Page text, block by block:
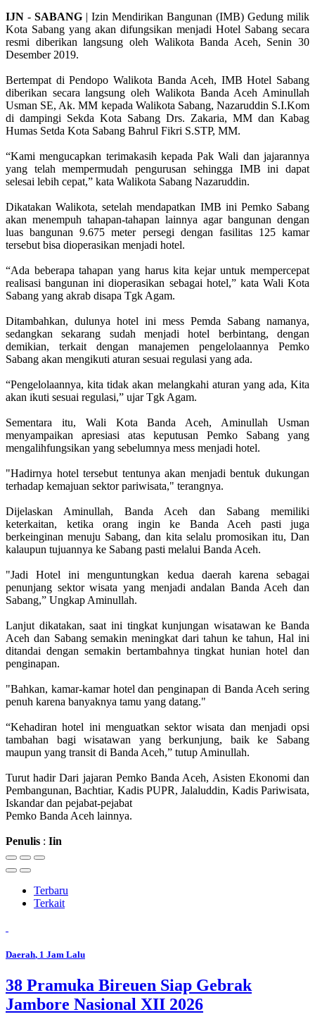
IJN - SABANG | Izin Mendirikan Bangunan (IMB) Gedung milik
Kota Sabang yang akan difungsikan menjadi Hotel Sabang secara
resmi diberikan langsung oleh Walikota Banda Aceh, Senin 30
Desember 2019.
Bertempat di Pendopo Walikota Banda Aceh, IMB Hotel Sabang
diberikan secara langsung oleh Walikota Banda Aceh Aminullah
Usman SE, Ak. MM kepada Walikota Sabang, Nazaruddin S.I.Kom
di dampingi Sekda Kota Sabang Drs. Zakaria, MM dan Kabag
Humas Setda Kota Sabang Bahrul Fikri S.STP, MM.
“Kami mengucapkan terimakasih kepada Pak Wali dan jajarannya
yang telah mempermudah pengurusan sehingga IMB ini dapat
selesai lebih cepat,” kata Walikota Sabang Nazaruddin.
Dikatakan Walikota, setelah mendapatkan IMB ini Pemko Sabang
akan menempuh tahapan-tahapan lainnya agar bangunan dengan
luas bangunan 9.675 meter persegi dengan fasilitas 125 kamar
tersebut bisa dioperasikan menjadi hotel.
“Ada beberapa tahapan yang harus kita kejar untuk mempercepat
realisasi bangunan ini dioperasikan sebagai hotel,” kata Wali Kota
Sabang yang akrab disapa Tgk Agam.
Ditambahkan, dulunya hotel ini mess Pemda Sabang namanya,
sedangkan sekarang sudah menjadi hotel berbintang, dengan
demikian, terkait dengan manajemen pengelolaannya Pemko
Sabang akan mengikuti aturan sesuai regulasi yang ada.
“Pengelolaannya, kita tidak akan melangkahi aturan yang ada, Kita
akan ikuti sesuai regulasi,” ujar Tgk Agam.
Sementara itu, Wali Kota Banda Aceh, Aminullah Usman
menyampaikan apresiasi atas keputusan Pemko Sabang yang
mengalihfungsikan yang sebelumnya mess menjadi hotel.
"Hadirnya hotel tersebut tentunya akan menjadi bentuk dukungan
terhadap kemajuan sektor pariwisata," terangnya.
Dijelaskan Aminullah, Banda Aceh dan Sabang memiliki
keterkaitan, ketika orang ingin ke Banda Aceh pasti juga
berkeinginan menuju Sabang, dan kita selalu promosikan itu, Dan
kalaupun tujuannya ke Sabang pasti melalui Banda Aceh.
"Jadi Hotel ini menguntungkan kedua daerah karena sebagai
penunjang sektor wisata yang menjadi andalan Banda Aceh dan
Sabang,” Ungkap Aminullah.
Lanjut dikatakan, saat ini tingkat kunjungan wisatawan ke Banda
Aceh dan Sabang semakin meningkat dari tahun ke tahun, Hal ini
ditandai dengan semakin bertambahnya tingkat hunian hotel dan
penginapan.
"Bahkan, kamar-kamar hotel dan penginapan di Banda Aceh sering
penuh karena banyaknya tamu yang datang."
“Kehadiran hotel ini menguatkan sektor wisata dan menjadi opsi
tambahan bagi wisatawan yang berkunjung, baik ke Sabang
maupun yang transit di Banda Aceh,” tutup Aminullah.
Turut hadir Dari jajaran Pemko Banda Aceh, Asisten Ekonomi dan
Pembangunan, Bachtiar, Kadis PUPR, Jalaluddin, Kadis Pariwisata,
Iskandar dan pejabat-pejabat
Pemko Banda Aceh lainnya.
Penulis : Iin
Terbaru
Terkait
Daerah, 1 Jam Lalu
38 Pramuka Bireuen Siap Gebrak
Jambore Nasional XII 2026